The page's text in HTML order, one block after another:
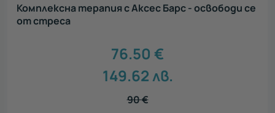
Комплексна терапия с Аксес Барс - освободи се
от стреса
76.50 €
149.62 лв.
90€